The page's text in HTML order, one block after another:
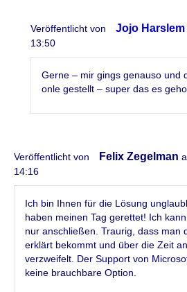
Veröffentlicht von Jojo Harslem
13:50
Gerne – mir gings genauso und
onle gestellt – super das es
Veröffentlicht von Felix Zegelman
14:16
Ich bin Ihnen für die Lösung
haben meinen Tag gerettet! Ich
nur anschließen. Traurig, dass man
erklärt bekommt und über die Zeit
verzweifelt. Der Support von
keine brauchbare Option.